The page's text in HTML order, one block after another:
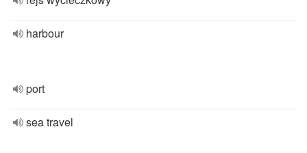
harbour
port
sea travel